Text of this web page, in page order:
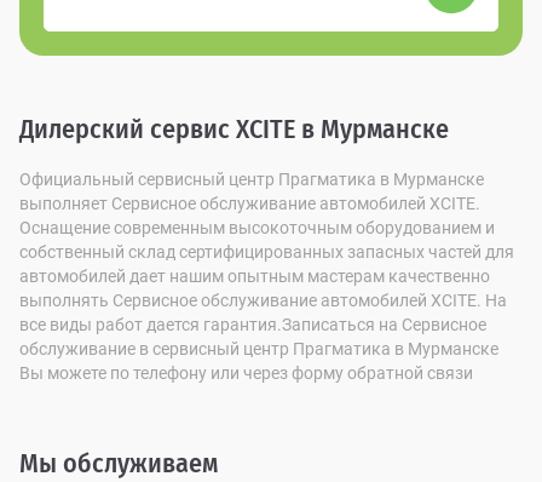
Дилерский сервис XCITE в Мурманске
Официальный сервисный центр Прагматика в Мурманске
выполняет Сервисное обслуживание автомобилей XCITE.
Оснащение современным высокоточным оборудованием и
собственный склад сертифицированных запасных частей для
автомобилей дает нашим опытным мастерам качественно
выполнять Сервисное обслуживание автомобилей XCITE. На
все виды работ дается гарантия.Записаться на Сервисное
обслуживание в сервисный центр Прагматика в Мурманске
Вы можете по телефону или через форму обратной связи
Мы обслуживаем